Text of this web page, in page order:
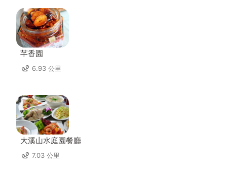
芊香園
6.93 公里
大溪山水庭園餐廳
7.03 公里